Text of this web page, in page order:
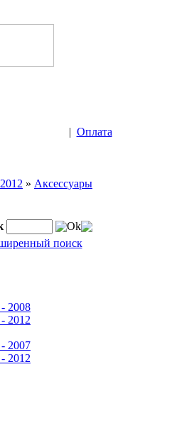
| Оплата
» Аксессуары
Ok
поиск
2008
2012
2007
2012